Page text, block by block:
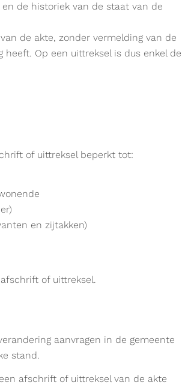
de historiek van de staat van de
de akte, zonder vermelding van de
Op een uittreksel is dus enkel de
of uittreksel beperkt tot:
en zijtakken)
of uittreksel.
aanvragen in de gemeente
stand.
afschrift of uittreksel van de akte